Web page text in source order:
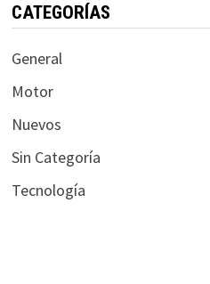
CATEGORÍAS
General
Motor
Nuevos
Sin Categoría
Tecnología